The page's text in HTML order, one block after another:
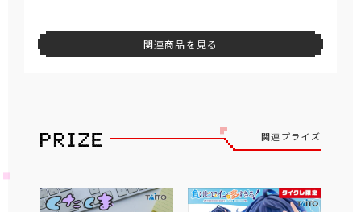
関連商品を見る
関連プライズ